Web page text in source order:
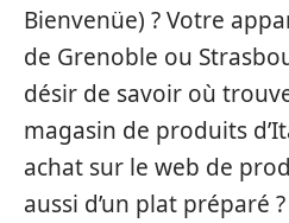
Bienvenüe) ? Votre
de Grenoble ou
désir de savoir où
magasin de produits
achat sur le web de
aussi d’un plat préparé